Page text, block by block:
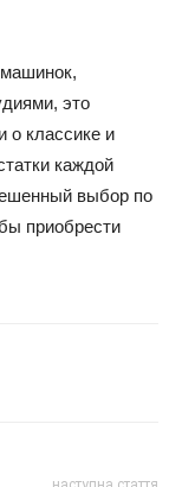
это
о классике и
каждой
выбор по
приобрести